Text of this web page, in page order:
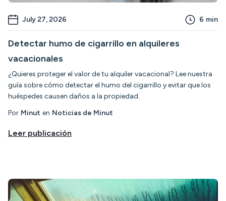
July 27, 2026 6 min
Detectar humo de cigarrillo en alquileres
vacacionales
¿Quieres proteger el valor de tu alquiler vacacional? Lee nuestra
guía sobre cómo detectar el humo del cigarrillo y evitar que los
huéspedes causen daños a la propiedad.
Por Minut en Noticias de Minut
Leer publicación